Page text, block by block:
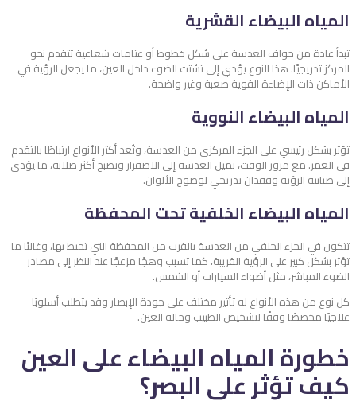
المياه البيضاء القشرية
تبدأ عادة من حواف العدسة على شكل خطوط أو عتامات شعاعية تتقدم نحو
المركز تدريجيًا. هذا النوع يؤدي إلى تشتت الضوء داخل العين، ما يجعل الرؤية في
الأماكن ذات الإضاءة القوية صعبة وغير واضحة.
المياه البيضاء النووية
تؤثر بشكل رئيسي على الجزء المركزي من العدسة، وتُعد أكثر الأنواع ارتباطًا بالتقدم
في العمر. مع مرور الوقت، تميل العدسة إلى الاصفرار وتصبح أكثر صلابة، ما يؤدي
إلى ضبابية الرؤية وفقدان تدريجي لوضوح الألوان.
المياه البيضاء الخلفية تحت المحفظة
تتكون في الجزء الخلفي من العدسة بالقرب من المحفظة التي تحيط بها، وغالبًا ما
تؤثر بشكل كبير على الرؤية القريبة، كما تسبب وهجًا مزعجًا عند النظر إلى مصادر
الضوء المباشر، مثل أضواء السيارات أو الشمس.
كل نوع من هذه الأنواع له تأثير مختلف على جودة الإبصار وقد يتطلب أسلوبًا
علاجيًا مخصصًا وفقًا لتشخيص الطبيب وحالة العين.
خطورة المياه البيضاء على العين
كيف تؤثر على البصر؟